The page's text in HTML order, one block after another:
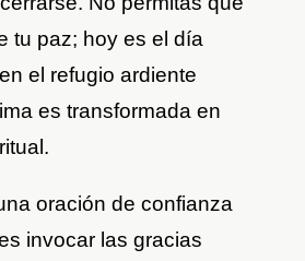
tu paz; hoy es el día
el refugio ardiente
es transformada en
oración de confianza
invocar las gracias